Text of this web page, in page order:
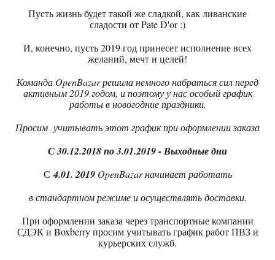
Пусть жизнь будет такой же сладкой, как ливанские
сладости от Pate D'or :)
И, конечно, пусть 2019 год принесет исполнение всех
желаний, мечт и целей!
Команда OpenBazar решила немного набраться сил перед
активным 2019 годом, и поэтому у нас особый график
работы в новогодние праздники.
Просим учитывать этот график при оформлении заказа
С 30.12.2018 по 3.01.2019 - Выходные дни
С 4.01. 2019OpenBazar начинает работать
встандартном режиме и осуществлять доставки.
При оформлении заказа через транспортные компании
СДЭК и Boxberry просим учитывать график работ ПВЗ и
курьерских служб.